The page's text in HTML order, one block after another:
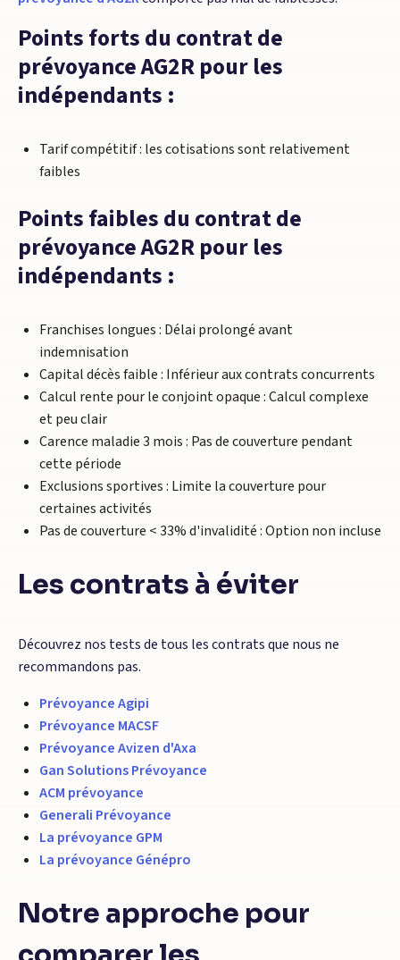
Points forts du contrat de
prévoyance AG2R pour les
indépendants :
Tarif compétitif : les cotisations sont relativement
faibles
Points faibles du contrat de
prévoyance AG2R pour les
indépendants :
Franchises longues : Délai prolongé avant
indemnisation
Capital décès faible : Inférieur aux contrats concurrents
Calcul rente pour le conjoint opaque : Calcul complexe
et peu clair
Carence maladie 3 mois : Pas de couverture pendant
cette période
Exclusions sportives : Limite la couverture pour
certaines activités
Pas de couverture < 33% d'invalidité : Option non incluse
Les contrats à éviter
Découvrez nos tests de tous les contrats que nous ne
recommandons pas.
Prévoyance Agipi
Prévoyance MACSF
Prévoyance Avizen d'Axa
Gan Solutions Prévoyance
ACM prévoyance
Generali Prévoyance
La prévoyance GPM
La prévoyance Génépro
Notre approche pour